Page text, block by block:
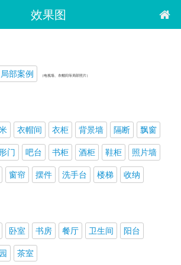
效果图
局部案例 （电视墙、衣帽间等局部照片）
衣帽间 衣柜 背景墙 隔断
飘窗
门 吧台 书柜 酒柜 鞋柜
照片墙
窗帘 摆件 洗手台 楼梯 收纳
卧室 书房 餐厅 卫生间
阳台
茶室